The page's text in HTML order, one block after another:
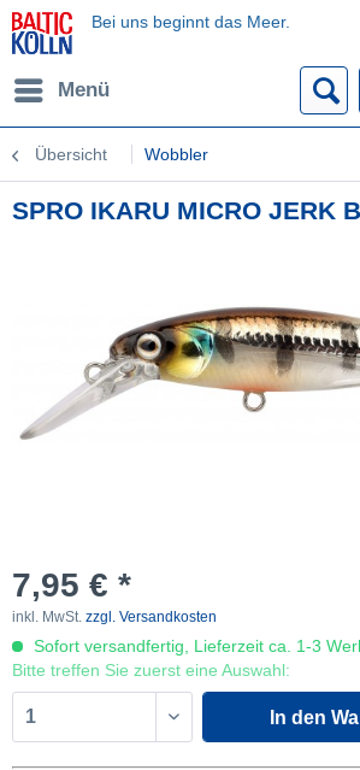
Bei uns beginnt das Meer.
Menü
Übersicht Wobbler
SPRO IKARU MICRO JERK
7,95 € *
inkl. MwSt. zzgl. Versandkosten
Sofort versandfertig, Lieferzeit ca. 1-3
Bitte treffen Sie zuerst eine Auswahl:
In den